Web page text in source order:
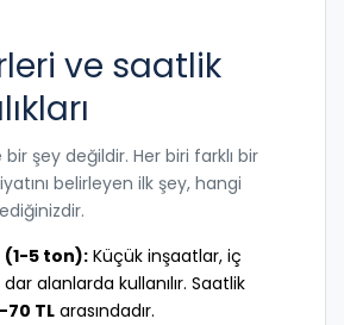
ve saatlik
şey değildir. Her biri farklı bir
belirleyen ilk şey, hangi
(1-5 ton):Küçük inşaatlar, iç
alanlarda kullanılır. Saatlik
70 TLarasındadır.